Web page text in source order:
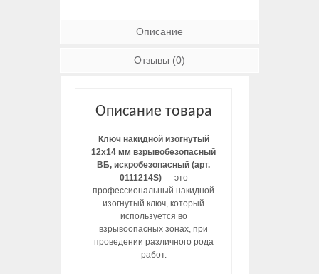
Описание
Отзывы (0)
Описание товара
Ключ накидной изогнутый
12х14 мм взрывобезопасный
ВБ, искробезопасный (арт.
0111214S)— это
профессиональный накидной
изогнутый ключ, который
используется во
взрывоопасных зонах, при
проведении различного рода
работ.